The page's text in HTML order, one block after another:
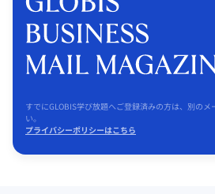
すでにGLOBIS学び放題へご登録済みの方は、別の
い。
プライバシーポリシーはこちら